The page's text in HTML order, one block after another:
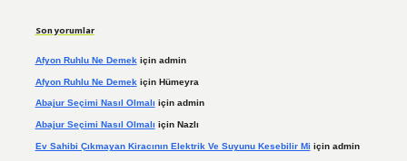
Son yorumlar
Afyon Ruhlu Ne Demek için admin
Afyon Ruhlu Ne Demek için Hümeyra
Abajur Seçimi Nasıl Olmalı için admin
Abajur Seçimi Nasıl Olmalı için Nazlı
Ev Sahibi Çıkmayan Kiracının Elektrik Ve Suyunu Kesebilir Mi için admin